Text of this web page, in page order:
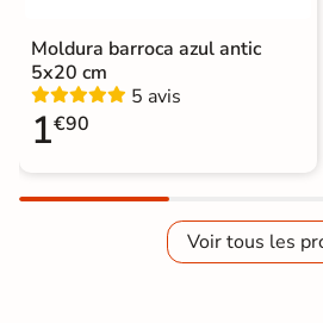
Moldura barroca azul antic
5x20 cm
5 avis
1€90
Voir tous les